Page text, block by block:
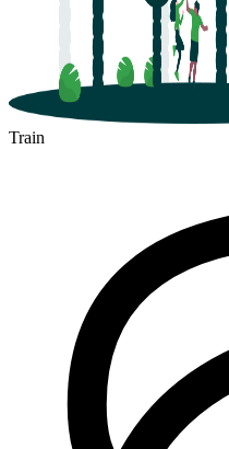
Train